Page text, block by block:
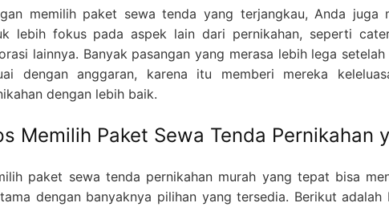
memilih paket sewa tenda yang terjangkau, Anda juga
lebih fokus pada aspek lain dari pernikahan, seperti
lainnya. Banyak pasangan yang merasa lebih lega
dengan anggaran, karena itu memberi mereka
dengan lebih baik.
Memilih Paket Sewa Tenda Pernikahan
paket sewa tenda pernikahan murah yang tepat bisa
dengan banyaknya pilihan yang tersedia. Berikut